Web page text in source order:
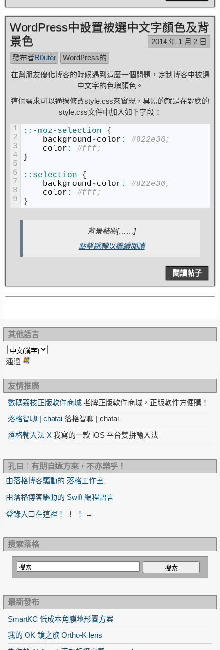
WordPress中設置被選中文字顏色及背
景色
2014 年 1 月 2 日
發布者R0uter
WordPress的
在幫朋友優化博客的時候遇到這麼一個問題，定制博客中被選
中文字的色塊顏色。
這個需求可以通過修改style.css來實現，具體的就是在對應的
style.css文件中加入如下字段：
1
2
3
4
5
6
7
8
9
:: -moz- selection
{
background- color :
#822e30;
color :
#fff;
}
:: selection
{
background- color :
#822e30;
color :
#fff;
}
背景結腸[……]
點擊跳轉以繼續閱讀
閱讀帖子
其他語言
通過
友情推廣
數碼荔枝正版軟件商城 老牌正版軟件商城，正版軟件方便購！
落格智聊 | chatai 落格智聊 | chatai
落格輸入法 X 我寫的一款 iOS 平台雙拼輸入法
孔曰：有朋自遠方來，不亦樂乎！
由落格博客驅動的 落格工作室
由落格博客驅動的 Swift 編程語言
登錄入口在這裡！ ！ ！ ←
搜索落格
最新發布
SmartKC 低成本角膜地形圖方案
我的 OK 鏡之旅 Ortho-K lens